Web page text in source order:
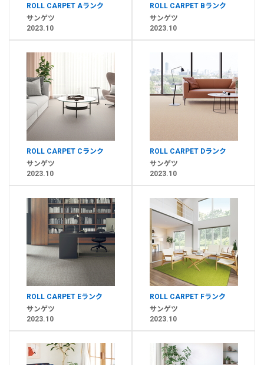
ROLL CARPET Aランク
サンゲツ
2023.10
ROLL CARPET Bランク
サンゲツ
2023.10
ROLL CARPET Cランク
サンゲツ
2023.10
ROLL CARPET Dランク
サンゲツ
2023.10
ROLL CARPET Eランク
サンゲツ
2023.10
ROLL CARPET Fランク
サンゲツ
2023.10